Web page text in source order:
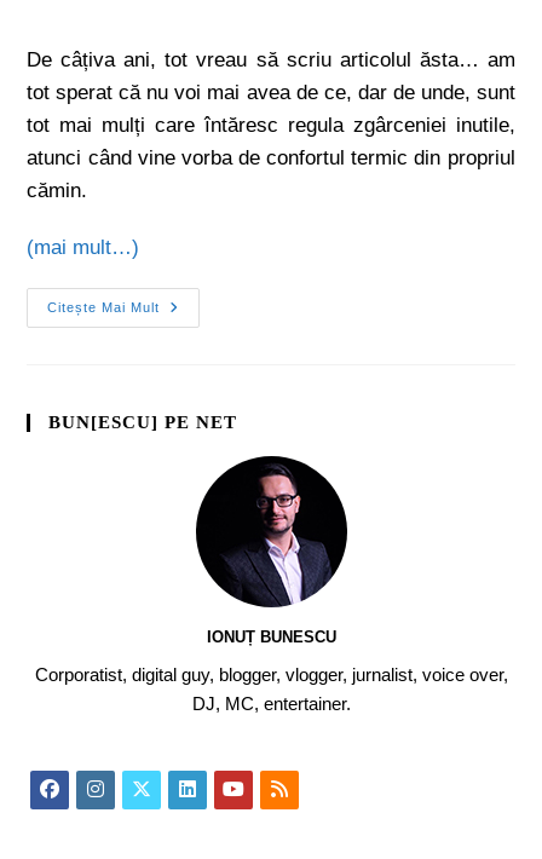
De câțiva ani, tot vreau să scriu articolul ăsta… am
tot sperat că nu voi mai avea de ce, dar de unde, sunt
tot mai mulți care întăresc regula zgârceniei inutile,
atunci când vine vorba de confortul termic din propriul
cămin.
(mai mult…)
Citește Mai Mult
BUN[ESCU] PE NET
IONUȚ BUNESCU
Corporatist, digital guy, blogger, vlogger, jurnalist, voice over,
DJ, MC, entertainer.